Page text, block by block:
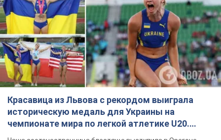
Красавица из Львова с рекордом выиграла
историческую медаль для Украины на
чемпионате мира по легкой атлетике U20.
Видео
Наша соотечественница блестяще выступила в Орегоне
9.08.2026 09:32 68,3 т.
Бритни Спирс призналась в уколах
красоты и показала последствия
неудачной косметологии: ходила
так почти месяц
Заметный эффект от процедуры сохранялся